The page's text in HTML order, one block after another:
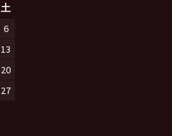
土
6
13
20
27